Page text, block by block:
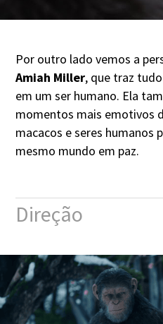
Por outro lado vemos a
Amiah Miller, que traz
em um ser humano. Ela
momentos mais emotivos
macacos e seres humanos
mesmo mundo em paz.
Direção